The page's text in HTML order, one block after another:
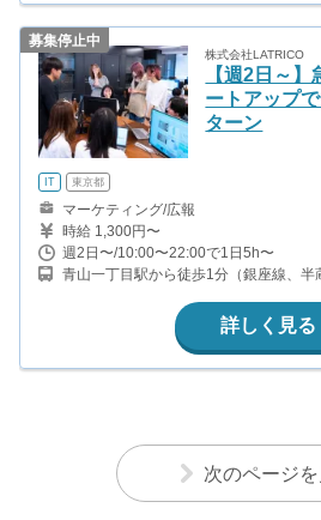
募集停止中
株式会社LATRICO
【週2日～
ートアップ
ターン
IT 東京都
マーケティング/広報
時給 1,300円〜
週2日〜/10:00〜22:00で1日5h〜
青山一丁目駅から徒歩1分（銀座線、半
詳しく見る
次のページを